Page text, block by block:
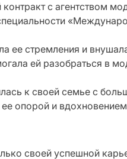
с агентством
ее стремления и
ей разобраться в
к своей семье с
опорой и
своей успешной